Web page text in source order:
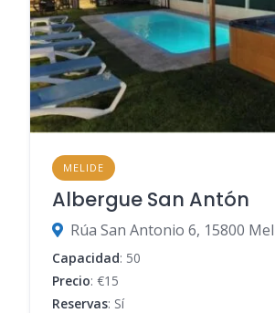
MELIDE
Albergue San Antón
Capacidad: 50
Precio: €15
Reservas: Sí